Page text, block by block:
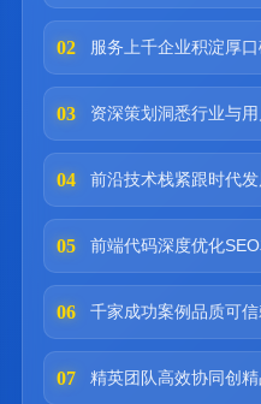
02 服务上千企业积淀厚
03 资深策划洞悉行业与用
04 前沿技术栈紧跟时代发
05 前端代码深度优化
06 千家成功案例品质可信
07 精英团队高效协同创精